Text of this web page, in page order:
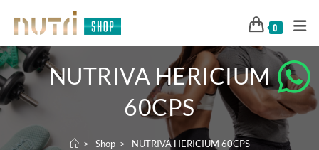
0
NUTRIVA HERICIUM
60CPS
> Shop > NUTRIVA HERICIUM 60CPS